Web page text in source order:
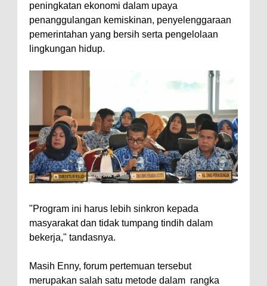
peningkatan ekonomi dalam upaya
penanggulangan kemiskinan, penyelenggaraan
pemerintahan yang bersih serta pengelolaan
lingkungan hidup.
"Program ini harus lebih sinkron kepada
masyarakat dan tidak tumpang tindih dalam
bekerja," tandasnya.
Masih Enny, forum pertemuan tersebut
merupakan salah satu metode dalam rangka